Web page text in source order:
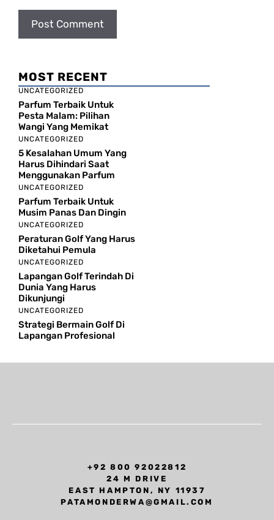
MOST RECENT
UNCATEGORIZED
Parfum Terbaik Untuk
Pesta Malam: Pilihan
Wangi Yang Memikat
UNCATEGORIZED
5 Kesalahan Umum Yang
Harus Dihindari Saat
Menggunakan Parfum
UNCATEGORIZED
Parfum Terbaik Untuk
Musim Panas Dan Dingin
UNCATEGORIZED
Peraturan Golf Yang Harus
Diketahui Pemula
UNCATEGORIZED
Lapangan Golf Terindah Di
Dunia Yang Harus
Dikunjungi
UNCATEGORIZED
Strategi Bermain Golf Di
Lapangan Profesional
+92 800 92022812
24 M DRIVE
EAST HAMPTON, NY 11937
PATAMONDERWA@GMAIL.COM